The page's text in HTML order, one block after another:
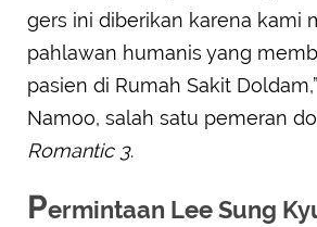
gers ini diberikan karena kami
pahlawan humanis yang
pasien di Rumah Sakit
Namoo, salah satu pemeran
Romantic 3.
Permintaan Lee Sung